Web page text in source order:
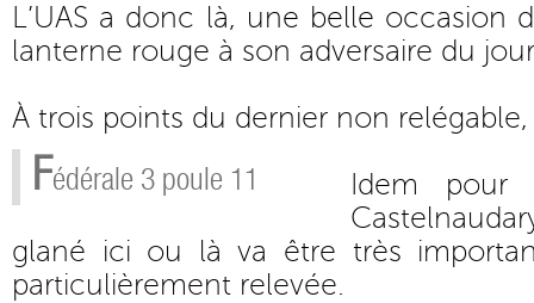
L’UAS a donc là, une belle occasion
lanterne rouge à son adversaire du
À trois points du dernier non relégable,
Fédérale 3 poule 11
Idem
glané ici ou là va être très
particulièrement relevée.